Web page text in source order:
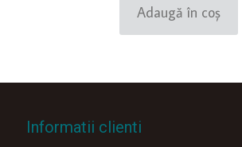
Adaugă în coș
Informatii clienti